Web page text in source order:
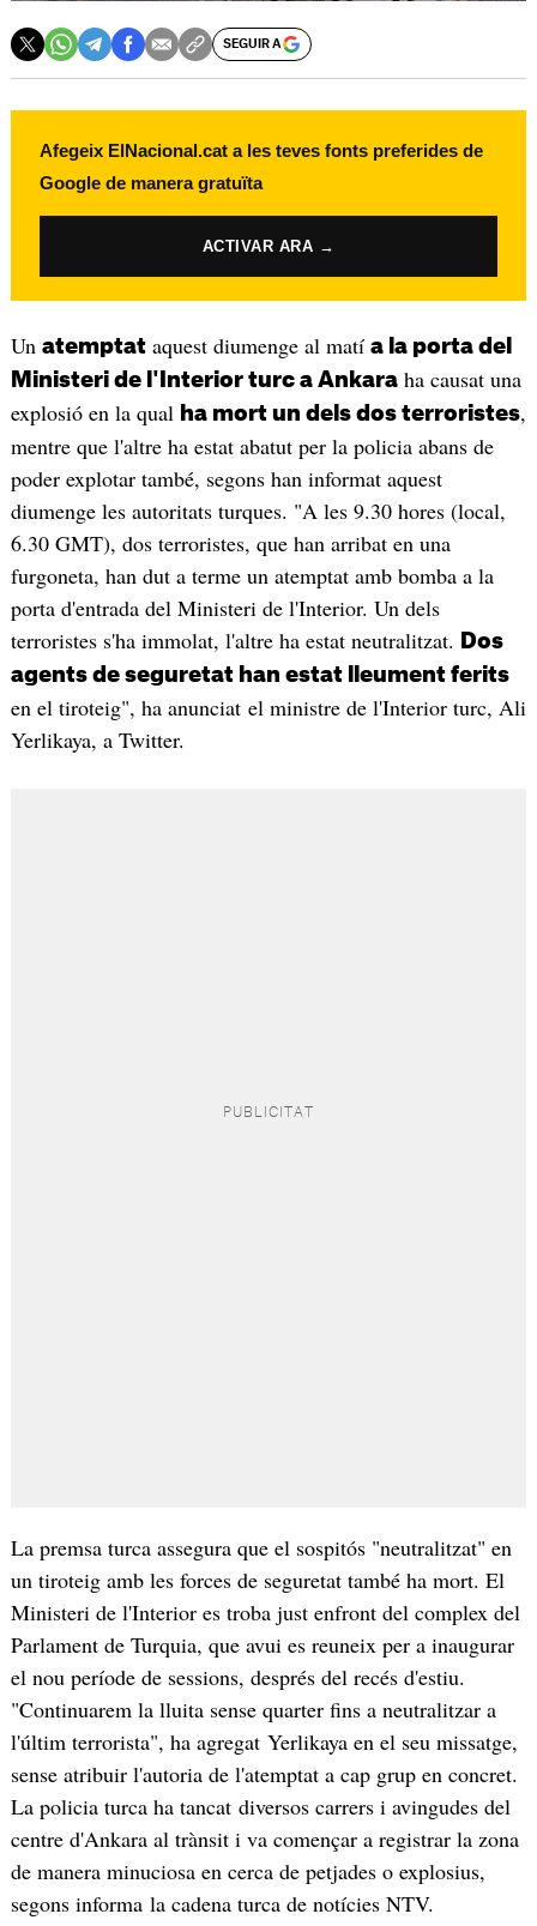
SEGUIR A
Afegeix ElNacional.cat a les teves fonts preferides de
Google de manera gratuïta
ACTIVAR ARA →
Un atemptataquest diumenge al matí a la porta del
Ministeri de l'Interior turc a Ankaraha causat una
explosió en la qual ha mort un dels dos terroristes,
mentre que l'altre ha estat abatut per la policia abans de
poder explotar també, segons han informat aquest
diumenge les autoritats turques. "A les 9.30 hores (local,
6.30 GMT), dos terroristes, que han arribat en una
furgoneta, han dut a terme un atemptat amb bomba a la
porta d'entrada del Ministeri de l'Interior. Un dels
terroristes s'ha immolat, l'altre ha estat neutralitzat.
Dos
agents de seguretat han estat lleument ferits
en el tiroteig", ha anunciat el ministre de l'Interior turc, Ali
Yerlikaya, a Twitter.
La premsa turca assegura que el sospitós "neutralitzat" en
un tiroteig amb les forces de seguretat també ha mort. El
Ministeri de l'Interior es troba just enfront del complex del
Parlament de Turquia, que avui es reuneix per a inaugurar
el nou període de sessions, després del recés d'estiu.
"Continuarem la lluita sense quarter fins a neutralitzar a
l'últim terrorista", ha agregat Yerlikaya en el seu missatge,
sense atribuir l'autoria de l'atemptat a cap grup en concret.
La policia turca ha tancat diversos carrers i avingudes del
centre d'Ankara al trànsit i va començar a registrar la zona
de manera minuciosa en cerca de petjades o explosius,
segons informa la cadena turca de notícies NTV.